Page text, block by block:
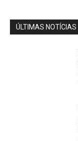
ÚLTIMAS NOTÍCIAS